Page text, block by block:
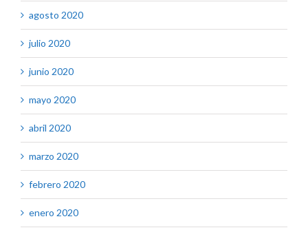
agosto 2020
julio 2020
junio 2020
mayo 2020
abril 2020
marzo 2020
febrero 2020
enero 2020